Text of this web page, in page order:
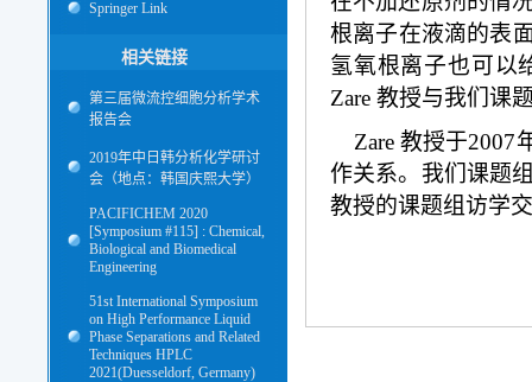
Springer Link
相关链接
第三届微流控细胞分析学术
报告会
2019年中日韩分析化学研讨
会（地点：韩国庆熙大学）
PACIFICHEM 2020
[Symposium #115] : Chemical,
Biological and Biomedical
Engineering
51st International Symposium
on High Performance Liquid
Phase Separations and Related
Techniques HPLC
2021(Duesseldorf, Germany)
根离子在液滴的表
氢氧根离子也可以
Zare 教授与我们课
Zare 教授于2007
作关系。我们课题
教授的课题组访学